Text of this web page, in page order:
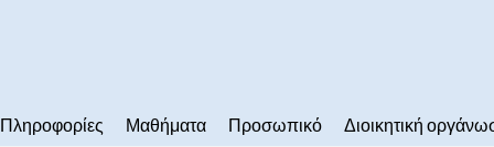
Πληροφορίες Μαθήματα Προσωπικό Διοικητική